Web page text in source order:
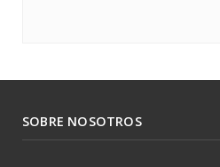
SOBRE NOSOTROS